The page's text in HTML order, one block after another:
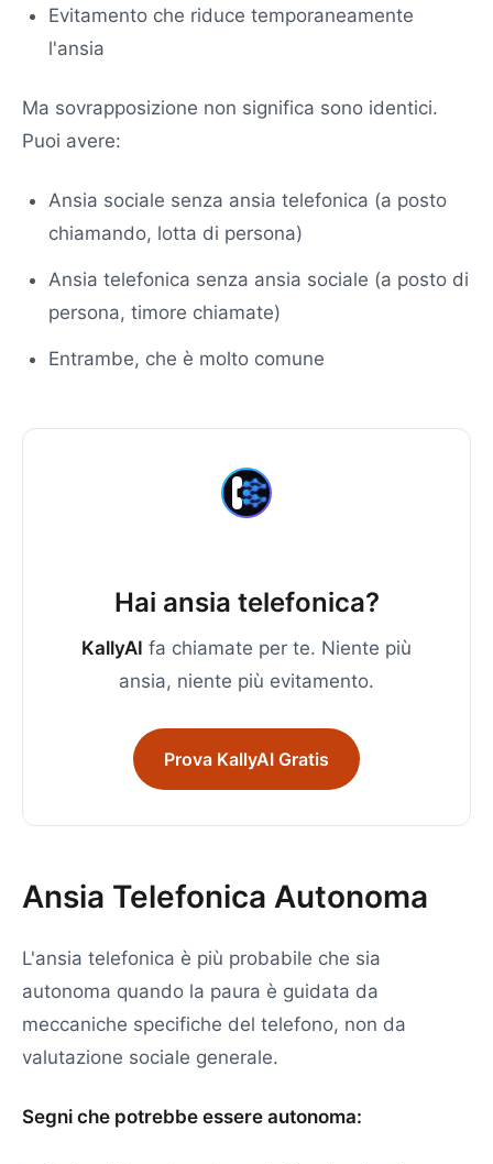
Evitamento che riduce temporaneamente
l'ansia
Ma sovrapposizione non significa sono identici.
Puoi avere:
Ansia sociale senza ansia telefonica (a posto
chiamando, lotta di persona)
Ansia telefonica senza ansia sociale (a posto di
persona, timore chiamate)
Entrambe, che è molto comune
Hai ansia telefonica?
KallyAI fa chiamate per te. Niente più
ansia, niente più evitamento.
Prova KallyAI Gratis
Ansia Telefonica Autonoma
L'ansia telefonica è più probabile che sia
autonoma quando la paura è guidata da
meccaniche specifiche del telefono, non da
valutazione sociale generale.
Segni che potrebbe essere autonoma: